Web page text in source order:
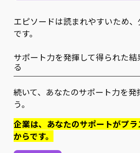
エピソードは読まれやすいため
です。
サポート力を発揮して得られた
る
続いて、あなたのサポート力を
う。
企業は、あなたのサポートがプ
からです。